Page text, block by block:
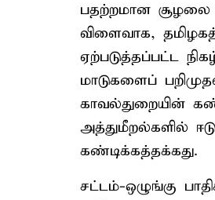
பதற்றமான
விளைவாக,
ஏற்படுத்தப்பட்ட
மாடுகளைப்
காவல்துறையின்
அத்துமீறல்களில்
கண்டிக்கத்தக்கது.
சட்டம்-ஒழுங்கு